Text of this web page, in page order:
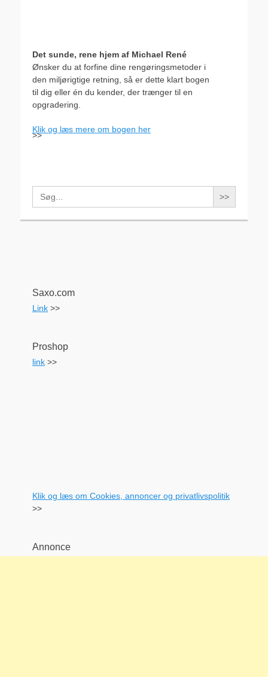
Det sunde, rene hjem af Michael René
Ønsker du at forfine dine rengøringsmetoder i
den miljørigtige retning, så er dette klart bogen
til dig eller én du kender, der trænger til en
opgradering.
Klik og læs mere om bogen her
>>
Search
for:
Saxo.com
Link >>
Proshop
link >>
Klik og læs om Cookies, annoncer og privatlivspolitik
>>
Annonce